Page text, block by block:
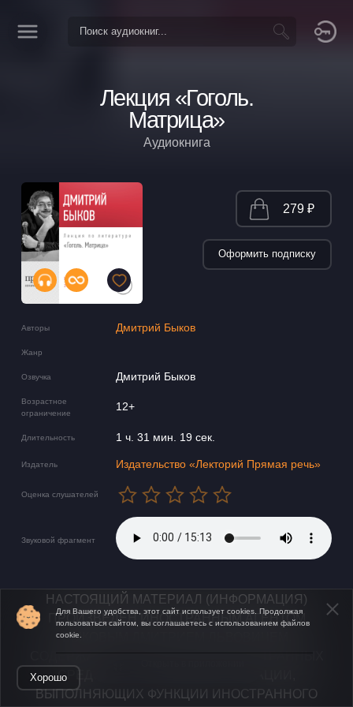
Лекция «Гоголь.
Матрица»
Аудиокнига
Авторы Дмитрий Быков
Жанр
Озвучка Дмитрий Быков
Возрастное
ограничение
12+
Длительность 1 ч. 31 мин. 19 сек.
Издатель Издательство «Лекторий Прямая речь»
Оценка слушателей
Звуковой фрагмент
279 ₽
Оформить подписку
​​​​​НАСТОЯЩИЙ МАТЕРИАЛ (ИНФОРМАЦИЯ)
ПРОИЗВЕДЕН ИНОСТРАННЫМ АГЕНТОМ
БЫКОВЫМ ДМИТРИЕМ ЛЬВОВИЧЕМ,
СРЕДСТВ МАССОВОЙ ИНФОРМАЦИИ,
ВЫПОЛНЯЮЩИХ ФУНКЦИИ ИНОСТРАННОГО
Для Вашего удобства, этот сайт использует cookies. Продолжая
пользоваться сайтом, вы соглашаетесь с использованием файлов
cookie.
Хорошо